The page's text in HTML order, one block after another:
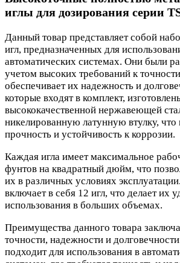
иглы для дозирования серии
Данный товар представляет собой
игл, предназначенных для
автоматических системах. Они были
учетом высоких требований к
обеспечивает их надежность и
которые входят в комплект,
высококачественной нержавеющей
никелированную латунную втулку, что
прочность и устойчивость к коррозии.
Каждая игла имеет максимальное
фунтов на квадратный дюйм, что
их в различных условиях
включает в себя 12 игл, что делает их
использования в больших объемах.
Преимущества данного товара
точности, надежности и
подходит для использования в